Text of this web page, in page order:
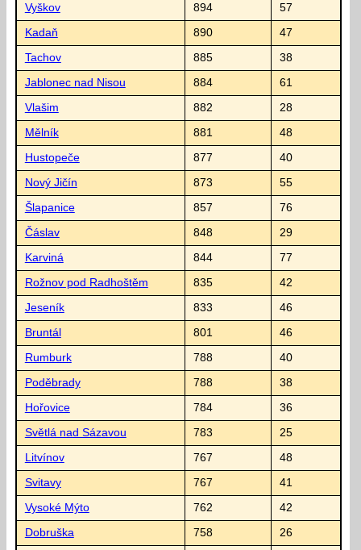
Vyškov 894 57
Kadaň 890 47
Tachov 885 38
Jablonec nad Nisou 884 61
Vlašim 882 28
Mělník 881 48
Hustopeče 877 40
Nový Jičín 873 55
Šlapanice 857 76
Čáslav 848 29
Karviná 844 77
Rožnov pod Radhoštěm 835 42
Jeseník 833 46
Bruntál 801 46
Rumburk 788 40
Poděbrady 788 38
Hořovice 784 36
Světlá nad Sázavou 783 25
Litvínov 767 48
Svitavy 767 41
Vysoké Mýto 762 42
Dobruška 758 26